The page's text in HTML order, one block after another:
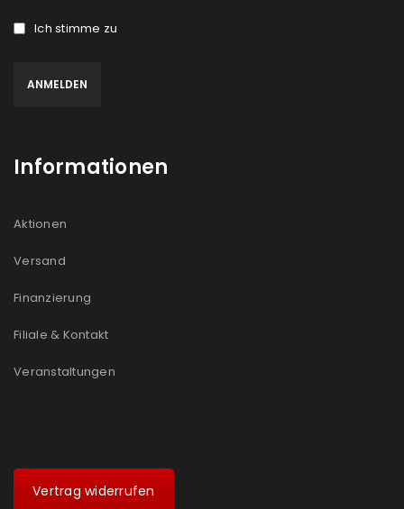
Ich stimme zu
Informationen
Aktionen
Versand
Finanzierung
Filiale & Kontakt
Veranstaltungen
Vertrag widerrufen